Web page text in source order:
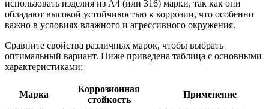
использовать изделия из A4 (или 316) марки, так как они
обладают высокой устойчивостью к коррозии, что особенно
важно в условиях влажного и агрессивного окружения.
Сравните свойства различных марок, чтобы выбрать
оптимальный вариант. Ниже приведена таблица с основными
характеристиками:
Марка
Коррозионная
стойкость
Применение